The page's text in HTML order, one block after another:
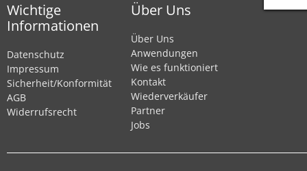
Wichtige
Informationen
Datenschutz
Impressum
Sicherheit/Konformität
AGB
Widerrufsrecht
Über Uns
Über Uns
Anwendungen
Wie es funktioniert
Kontakt
Wiederverkäufer
Partner
Jobs